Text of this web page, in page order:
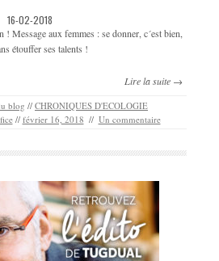
16-02-2018
Message aux femmes : se donner, c´est bien,
étouffer ses talents !
Lire la suite →
blog // CHRONIQUES D'ECOLOGIE
// février 16, 2018 // Un commentaire